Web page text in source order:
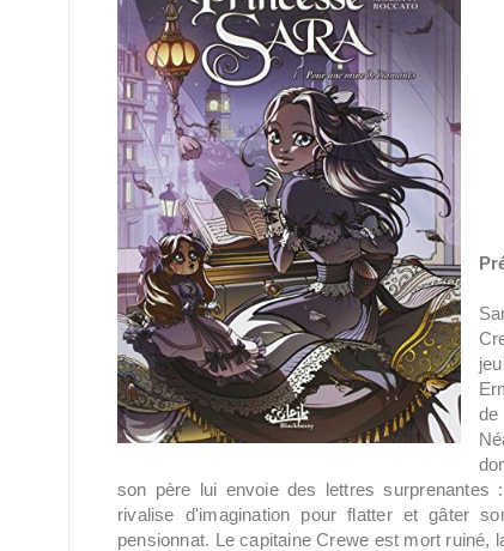
son père lui envoie des lettres
rivalise d'imagination pour flatter et gâter
pensionnat. Le capitaine Crewe est mort ruiné,